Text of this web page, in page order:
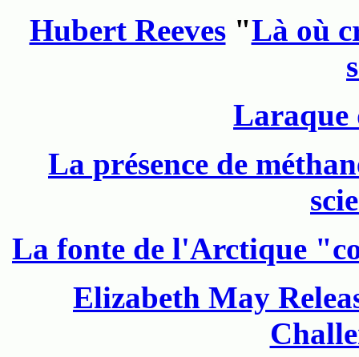
Hubert Reeves"Là où
Laraque
La présence de
La fonte de l'Arctique
Elizabeth May